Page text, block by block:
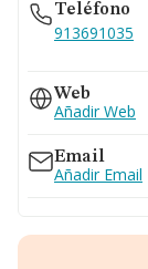
Teléfono
913691035
913694505
Web
Añadir Web
Email
Añadir Email